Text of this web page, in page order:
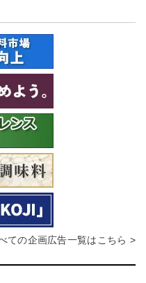
ての企画広告一覧はこちら >